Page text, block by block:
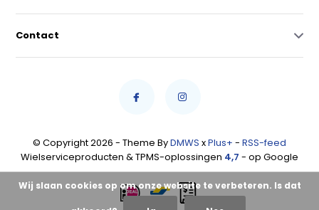
Contact
© Copyright 2026 - Theme ByDMWS xPlus+ - RSS-feed
Wielserviceproducten & TPMS-oplossingen 4,7 - op Google
Wij slaan cookies op om onze website te verbeteren. Is dat